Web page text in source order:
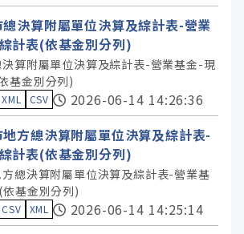
決算附屬單位決算及綜計表-營業
計表(依基金別分列)
算附屬單位決算及綜計表-營業基金-現
基金別分列)
XML CSV
2026-06-14 14:26:36
方總決算附屬單位決算及綜計表-
計表(依基金別分列)
總決算附屬單位決算及綜計表-營業基
基金別分列)
CSV XML
2026-06-14 14:25:14